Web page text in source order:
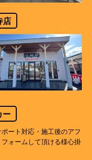
店
ー
ート対応・施工後のアフ
ォームして頂ける様心掛